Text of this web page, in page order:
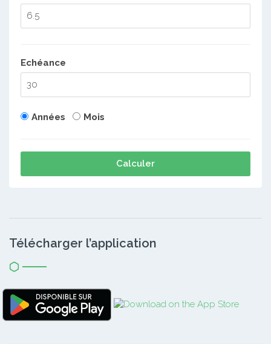
Echéance
Années Mois
Calculer
Télécharger l’application